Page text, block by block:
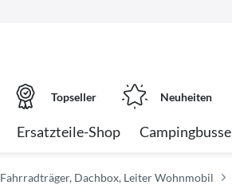
Topseller Neuheiten
Ersatzteile-Shop Campingbusse
Fahrradträger, Dachbox, Leiter Wohnmobil